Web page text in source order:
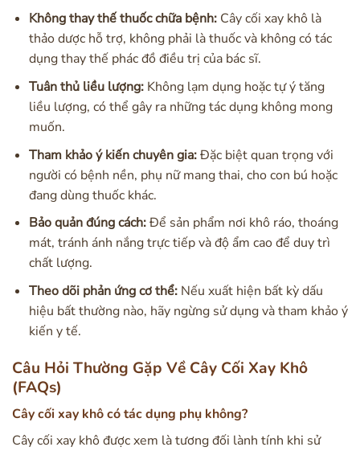
Không thay thế thuốc chữa bệnh:Cây cối xay khô là
thảo dược hỗ trợ, không phải là thuốc và không có tác
dụng thay thế phác đồ điều trị của bác sĩ.
Tuân thủ liều lượng:Không lạm dụng hoặc tự ý tăng
liều lượng, có thể gây ra những tác dụng không mong
muốn.
Tham khảo ý kiến chuyên gia:Đặc biệt quan trọng với
người có bệnh nền, phụ nữ mang thai, cho con bú hoặc
đang dùng thuốc khác.
Bảo quản đúng cách:Để sản phẩm nơi khô ráo, thoáng
mát, tránh ánh nắng trực tiếp và độ ẩm cao để duy trì
chất lượng.
Theo dõi phản ứng cơ thể:Nếu xuất hiện bất kỳ dấu
hiệu bất thường nào, hãy ngừng sử dụng và tham khảo ý
kiến y tế.
Câu Hỏi Thường Gặp Về Cây Cối Xay Khô
(FAQs)
Cây cối xay khô có tác dụng phụ không?
Cây cối xay khô được xem là tương đối lành tính khi sử